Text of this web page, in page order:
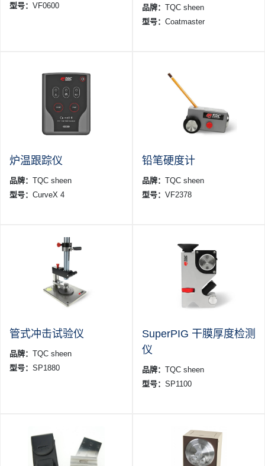
型号： VF0600 品牌： TQC sheen
型号： Coatmaster
炉温跟踪仪
品牌： TQC sheen
型号： CurveX 4
铅笔硬度计
品牌： TQC sheen
型号： VF2378
管式冲击试验仪
品牌： TQC sheen
型号： SP1880
SuperPIG 干膜厚度检测
仪
品牌： TQC sheen
型号： SP1100